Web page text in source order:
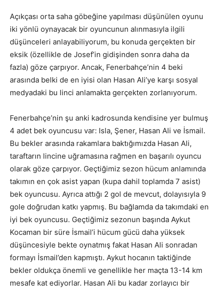
Açıkçası orta saha göbeğine yapılması düşünülen oyunu
iki yönlü oynayacak bir oyuncunun alınmasıyla ilgili
düşünceleri anlayabiliyorum, bu konuda gerçekten bir
eksik (özellikle de Josef’in gidişinden sonra daha da
fazla) göze çarpıyor. Ancak, Fenerbahçe’nin 4 beki
arasında belki de en iyisi olan Hasan Ali’ye karşı sosyal
medyadaki bu linci anlamakta gerçekten zorlanıyorum.
Fenerbahçe’nin şu anki kadrosunda kendisine yer bulmuş
4 adet bek oyuncusu var: Isla, Şener, Hasan Ali ve İsmail.
Bu bekler arasında rakamlara baktığımızda Hasan Ali,
taraftarın lincine uğramasına rağmen en başarılı oyuncu
olarak göze çarpıyor. Geçtiğimiz sezon hücum anlamında
takımın en çok asist yapan (kupa dahil toplamda 7 asist)
bek oyuncusu. Ayrıca attığı 2 gol de mevcut, dolayısıyla 9
gole doğrudan katkı yapmış. Bu bağlamda da takımdaki en
iyi bek oyuncusu. Geçtiğimiz sezonun başında Aykut
Kocaman bir süre İsmail’i hücum gücü daha yüksek
düşüncesiyle bekte oynatmış fakat Hasan Ali sonradan
formayı İsmail’den kapmıştı. Aykut hocanın taktiğinde
bekler oldukça önemli ve genellikle her maçta 13-14 km
mesafe kat ediyorlar. Hasan Ali bu kadar zorlayıcı bir